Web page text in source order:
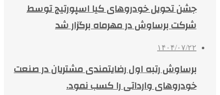
جشن تحویل خودروهای کیا اسپورتیج توسط
شرکت برساوش در مهرماه برگزار شد
۱۴۰۴/۰۷/۲۲
برساوش رتبه اول رضایتمندی مشتریان در صنعت
خودروهای وارداتی را کسب نمود.